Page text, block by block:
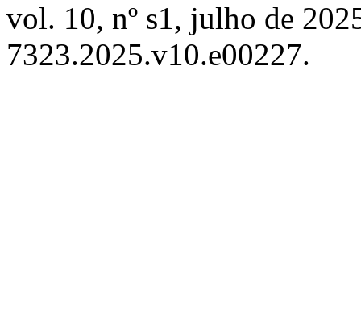
vol. 10, nº s1, julho de
7323.2025.v10.e00227.